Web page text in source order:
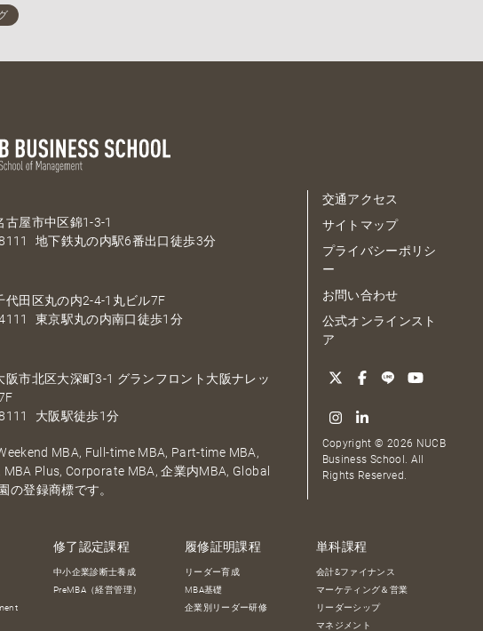
古屋市中区錦1-3-1
地下鉄丸の内駅6番出口徒歩3分
代田区丸の内2-4-1丸ビル7F
東京駅丸の内南口徒歩1分
阪市北区大深町3-1 グランフロント大阪ナレッ
大阪駅徒歩1分
MBA, Full-time MBA, Part-time MBA,
MBA Plus, Corporate MBA, 企業内MBA, Global
の登録商標です。
交通アクセス
サイトマップ
プライバシーポリシ
ー
お問い合わせ
公式オンラインスト
ア
Copyright © 2026 NUCB
Business School. All
Rights Reserved.
修了認定課程
中小企業診断士養成
PreMBA（経営管理）
履修証明課程
リーダー育成
MBA基礎
企業別リーダー研修
単科課程
会計&ファイナンス
マーケティング＆営業
リーダーシップ
マネジメント